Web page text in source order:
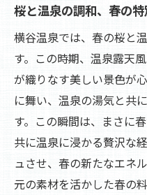
四季の風景が広
贅沢な湯浴みが
ション
横谷温泉で満喫
美しい四季の中
温泉と共に四季
四季の横谷温泉
四季を通じて心身
桜と温泉の調和、春の
横谷温泉では、春の桜と
す。この時期、温泉露天
が織りなす美しい景色が
に舞い、温泉の湯気と共
す。この瞬間は、まさに
共に温泉に浸かる贅沢な
ュさせ、春の新たなエネ
元の素材を活かした春の